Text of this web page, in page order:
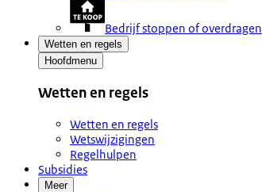
Bedrijf stoppen of overdragen
Wetten en regels
Hoofdmenu
Wetten en regels
Wetten en regels
Wetswijzigingen
Regelhulpen
Subsidies
Meer